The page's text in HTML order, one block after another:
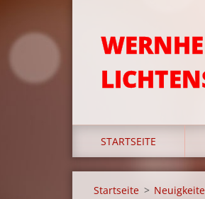
STARTSEITE
Startseite >